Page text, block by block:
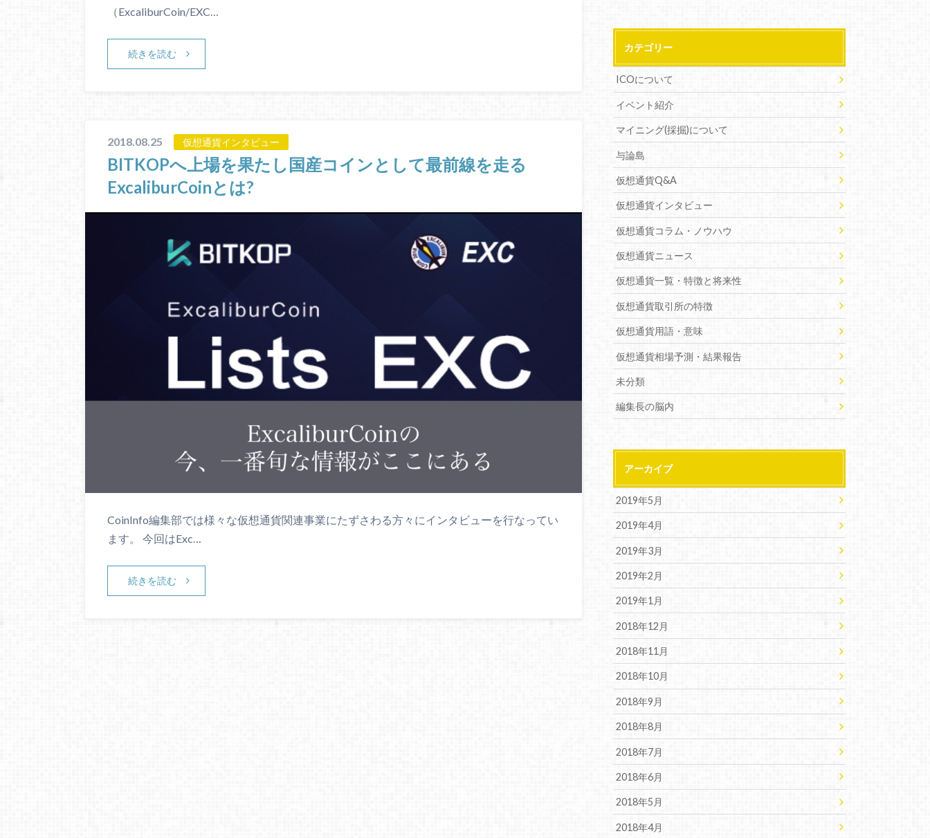
（ExcaliburCoin/EXC…
続きを読む
2018.08.25 仮想通貨インタビュー
BITKOPへ上場を果たし国産コインとして最前線を走る
ExcaliburCoinとは?
CoinInfo編集部では様々な仮想通貨関連事業にたずさわる方々にインタビューを行なってい
ます。 今回はExc…
続きを読む
カテゴリー
ICOについて
イベント紹介
マイニング(採掘)について
与論島
仮想通貨Q&A
仮想通貨インタビュー
仮想通貨コラム・ノウハウ
仮想通貨ニュース
仮想通貨一覧・特徴と将来性
仮想通貨取引所の特徴
仮想通貨用語・意味
仮想通貨相場予測・結果報告
未分類
編集長の脳内
アーカイブ
2019年5月
2019年4月
2019年3月
2019年2月
2019年1月
2018年12月
2018年11月
2018年10月
2018年9月
2018年8月
2018年7月
2018年6月
2018年5月
2018年4月